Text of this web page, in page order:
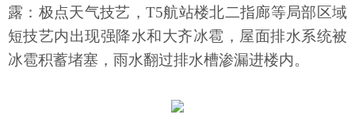
露：极点天气技艺，T5航站楼北二指廊等局部区域
短技艺内出现强降水和大齐冰雹，屋面排水系统被
冰雹积蓄堵塞，雨水翻过排水槽渗漏进楼内。